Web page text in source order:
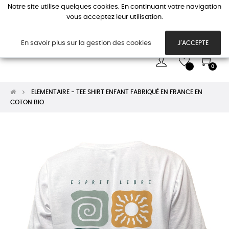
la
0
ELEMENTAIRE - TEE SHIRT ENFANT FABRIQUÉ EN FRANCE EN
COTON BIO
Notre site utilise quelques cookies. En continuant votre navigation
vous acceptez leur utilisation.
En savoir plus sur la gestion des cookies J'ACCEPTE